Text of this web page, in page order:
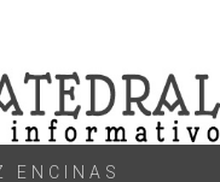
ENCINAS